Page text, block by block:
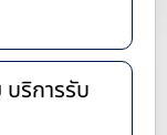
ริการรับ